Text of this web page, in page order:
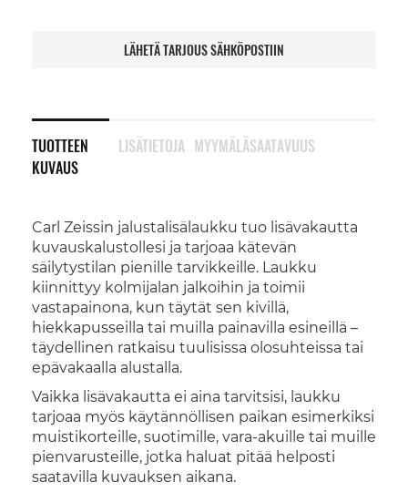
LÄHETÄ TARJOUS SÄHKÖPOSTIIN
TUOTTEEN
KUVAUS
Carl Zeissin jalustalisälaukku tuo lisävakautta
kuvauskalustollesi ja tarjoaa kätevän
säilytystilan pienille tarvikkeille. Laukku
kiinnittyy kolmijalan jalkoihin ja toimii
vastapainona, kun täytät sen kivillä,
hiekkapusseilla tai muilla painavilla esineillä –
täydellinen ratkaisu tuulisissa olosuhteissa tai
epävakaalla alustalla.
Vaikka lisävakautta ei aina tarvitsisi, laukku
tarjoaa myös käytännöllisen paikan esimerkiksi
muistikorteille, suotimille, vara-akuille tai muille
pienvarusteille, jotka haluat pitää helposti
saatavilla kuvauksen aikana.
LISÄTIETOJA MYYMÄLÄSAATAVUUS